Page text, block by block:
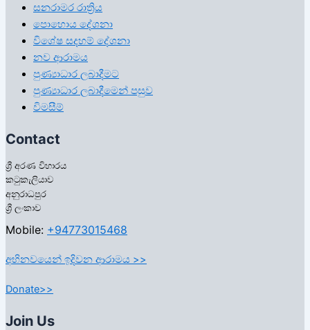
සනරාමර රාත්‍රිය
පොහොය දේශනා
විශේෂ සදහම් දේශනා
නව ආරාමය
පුණ්‍යාධාර ලබාදීමට
පුණ්‍යාධාර ලබාදීමෙන් පසුව
විමසීම්
Contact
ශ්‍රී අරණ විහාරය
කටුකැලියාව
අනුරාධපුර
ශ්‍රී ලංකාව
Mobile: +94773015468
අභිනවයෙන් ඉදිවන ආරාමය >>
Donate>>
Join Us